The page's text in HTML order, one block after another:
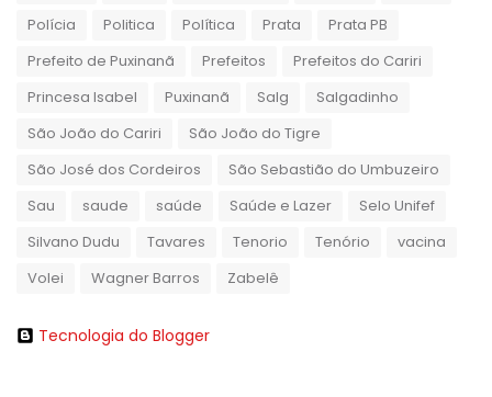
Polícia
Politica Política Prata
Prata PB
Prefeito de Puxinanã
Prefeitos
Prefeitos do Cariri
Princesa Isabel
Puxinanã Salg
Salgadinho
São João do Cariri
São João do Tigre
São José dos Cordeiros
São Sebastião do Umbuzeiro
Sau
saude saúde Saúde e Lazer
Selo Unifef
Silvano Dudu
Tavares Tenorio Tenório
vacina
Volei
Wagner Barros Zabelê
Tecnologia do Blogger